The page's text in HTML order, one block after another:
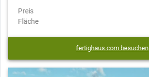
Preis
Fläche
fertighaus.com besuchen